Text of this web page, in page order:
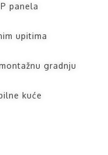
panela
upitima
gradnju
kuće